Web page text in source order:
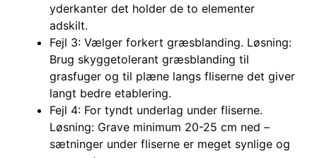
yderkanter det holder de to elementer
adskilt.
Fejl 3: Vælger forkert græsblanding. Løsning:
Brug skyggetolerant græsblanding til
grasfuger og til plæne langs fliserne det giver
langt bedre etablering.
Fejl 4: For tyndt underlag under fliserne.
Løsning: Grave minimum 20-25 cm ned –
sætninger under fliserne er meget synlige og